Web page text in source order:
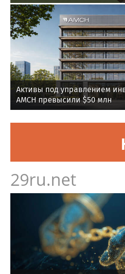
Активы под управлением
AMCH превысили $50 млн
29ru.net